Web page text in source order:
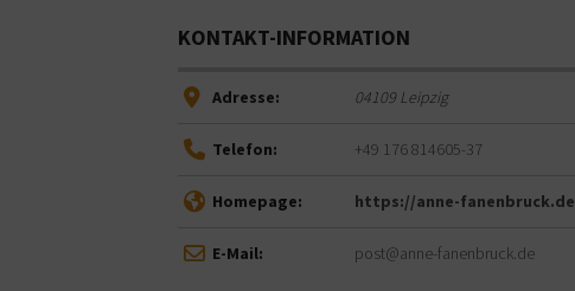
KONTAKT-INFORMATION
Adresse: 04109Leipzig
Telefon: +49 176 814605-37
Homepage: https://anne-fanenbruck.de
E-Mail: post@anne-fanenbruck.de